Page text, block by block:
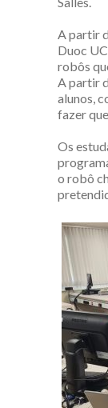
A partir
Duoc
robôs
A partir
alunos,
fazer
Os
o robô